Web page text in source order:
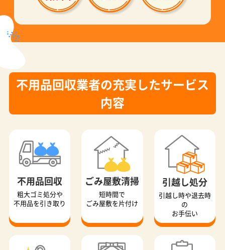
不用品回収業者の充実したサービス
内容
不用品回収
粗大ゴミ処分や
不用品を引き取り
ごみ屋敷清掃
短時間で
ごみ屋敷を片付け
引越し処分
引越し時や退去時
の
お手伝い